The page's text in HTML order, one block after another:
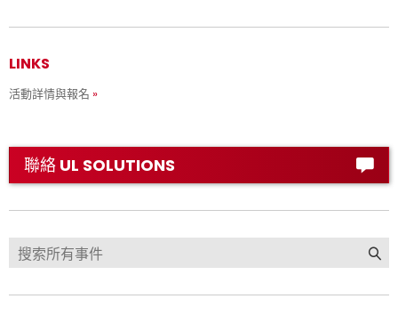
LINKS
活動詳情與報名
聯絡 UL SOLUTIONS